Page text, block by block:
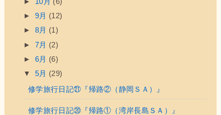
► 9月 (12)
► 8月 (1)
► 7月 (2)
► 6月 (6)
▼ 5月 (29)
修学旅行日記㉑『帰路②（静岡ＳＡ）』
修学旅行日記⑳『帰路①（湾岸長島ＳＡ）』